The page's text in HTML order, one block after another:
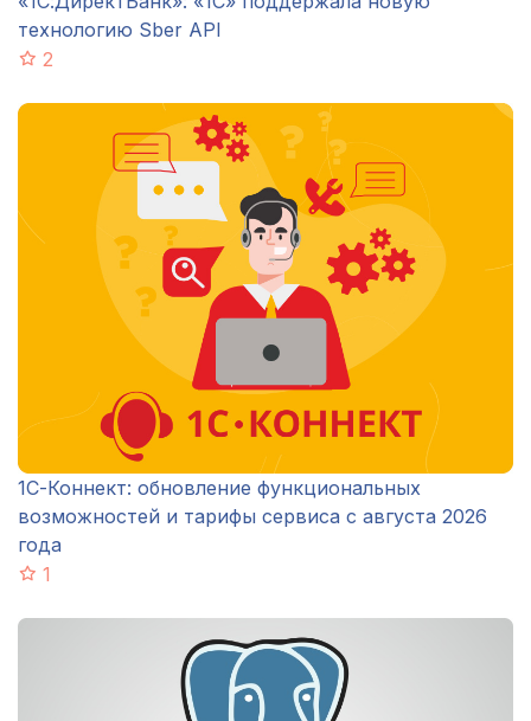
технологию Sber API
2
1С-Коннект: обновление функциональных
возможностей и тарифы сервиса с августа 2026
года
1